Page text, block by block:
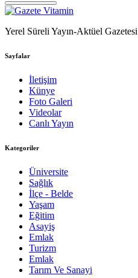
Yerel Süreli Yayın-Aktüel Gazetesi
Sayfalar
İletişim
Künye
Foto Galeri
Videolar
Canlı Yayın
Kategoriler
Üniversite
Sağlık
İlçe - Belde
Yaşam
Eğitim
Asayiş
Emlak
Turizm
Emlak
Tarım Ve Sanayi